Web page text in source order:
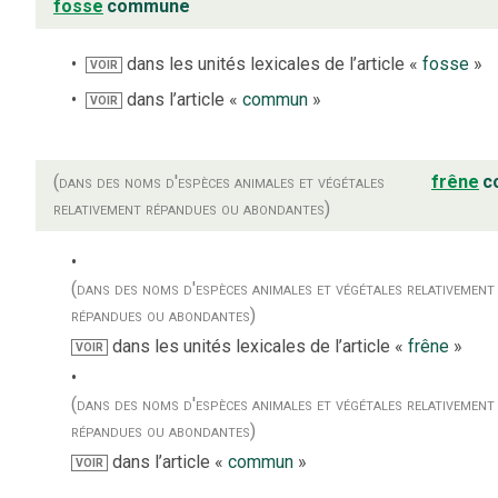
fosse commune
VOIR dans les unités lexicales de l’article «fosse »
VOIR dans l’article «commun »
(dans des noms d'espèces animales et végétales
relativement répandues ou abondantes)
frêne
(dans des noms d'espèces animales et végétales relativement
répandues ou abondantes)
VOIR dans les unités lexicales de l’article «frêne »
(dans des noms d'espèces animales et végétales relativement
répandues ou abondantes)
VOIR dans l’article «commun »